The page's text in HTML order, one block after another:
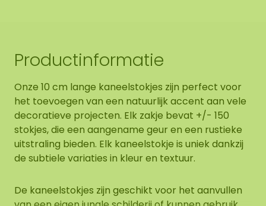
Productinformatie
Onze 10 cm lange kaneelstokjes zijn perfect voor
het toevoegen van een natuurlijk accent aan vele
decoratieve projecten. Elk zakje bevat +/- 150
stokjes, die een aangename geur en een rustieke
uitstraling bieden. Elk kaneelstokje is uniek dankzij
de subtiele variaties in kleur en textuur.
De kaneelstokjes zijn geschikt voor het aanvullen